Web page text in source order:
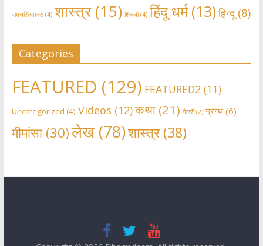
रामचरितमानस(4) शास्त्र(15) शिवजी(4) हिंदू धर्म(13)हिन्दू(8)
Categories
FEATURED (129) FEATURED2(11)
Uncategorized (4) Videos (12)कथा(21) गैलरी(2) ग्रन्थ(6)
मीमांसा(30)लेख(78)शास्त्र(38)